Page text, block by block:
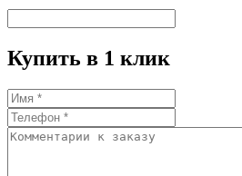
Купить в 1 клик